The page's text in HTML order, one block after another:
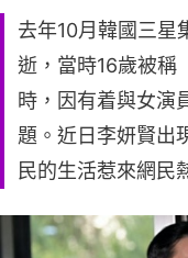
去年10月韓國三星
逝，當時16歲被稱
時，因有着與女演
題。近日李妍賢出
民的生活惹來網民